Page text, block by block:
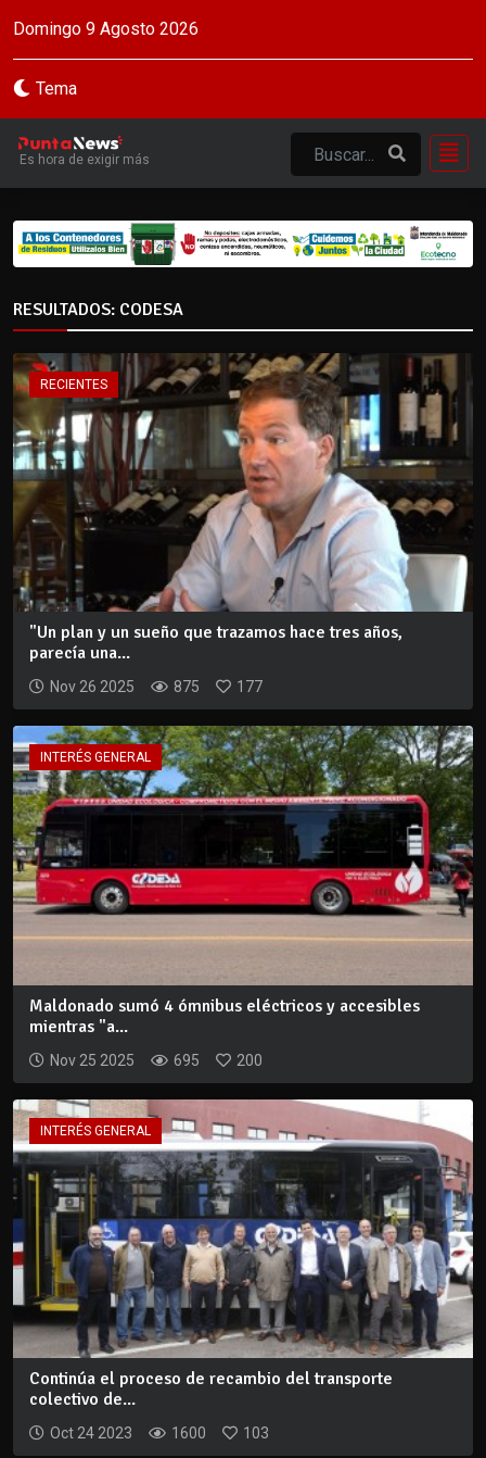
Domingo 9 Agosto 2026
Tema
Es hora de exigir más
RESULTADOS: CODESA
RECIENTES
"Un plan y un sueño que trazamos hace tres años,
parecía una...
Nov 26 2025 875 177
INTERÉS GENERAL
Maldonado sumó 4 ómnibus eléctricos y accesibles
mientras "a...
Nov 25 2025 695 200
INTERÉS GENERAL
Continúa el proceso de recambio del transporte
colectivo de...
Oct 24 2023 1600 103